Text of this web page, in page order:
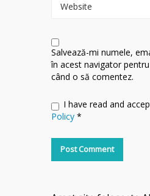
Website
Salvează-mi numele,
în acest navigator
când o să comentez.
I have read and
Policy *